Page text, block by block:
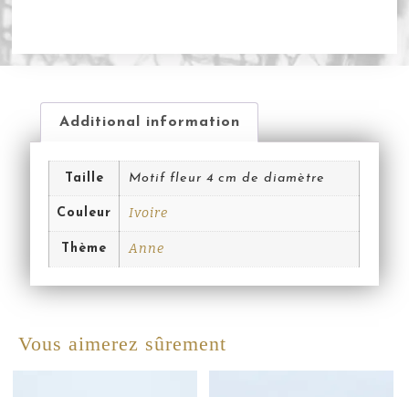
Additional information
Taille Motif fleur 4 cm de diamètre
Couleur Ivoire
Thème Anne
Vous aimerez sûrement